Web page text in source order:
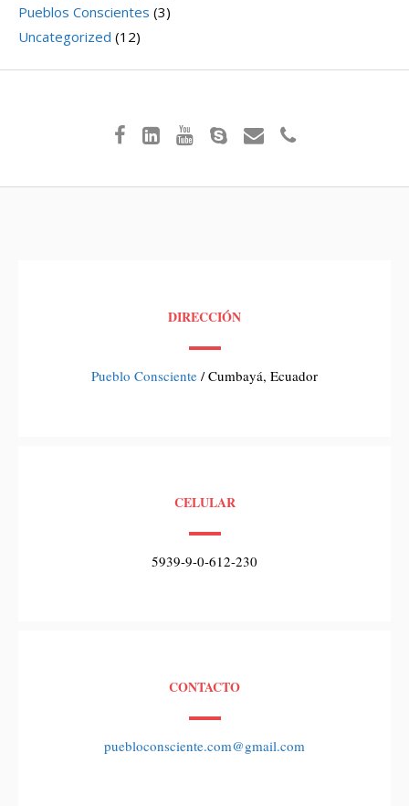
Pueblos Conscientes (3)
Uncategorized (12)
DIRECCIÓN
Pueblo Consciente / Cumbayá, Ecuador
CELULAR
5939-9-0-612-230
CONTACTO
puebloconsciente.com@gmail.com